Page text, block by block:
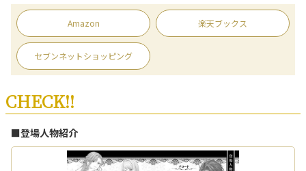
Amazon 楽天ブックス
セブンネットショッピング
CHECK!!
■登場人物紹介